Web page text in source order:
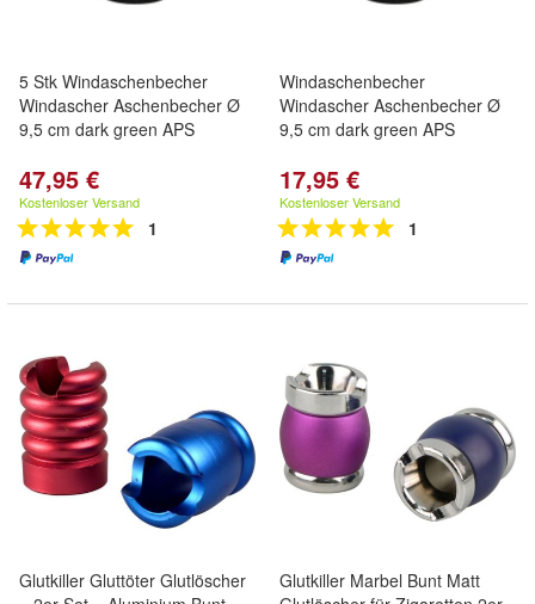
5 Stk Windaschenbecher
Windascher Aschenbecher Ø
9,5 cm dark green APS
47,95 €
Kostenloser Versand
1
Windaschenbecher
Windascher Aschenbecher Ø
9,5 cm dark green APS
17,95 €
Kostenloser Versand
1
Glutkiller Gluttöter Glutlöscher
Glutkiller Marbel Bunt Matt